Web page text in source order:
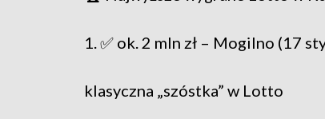
1. ✅ ok. 2 mln zł – Mogilno (17
klasyczna „szóstka” w Lotto